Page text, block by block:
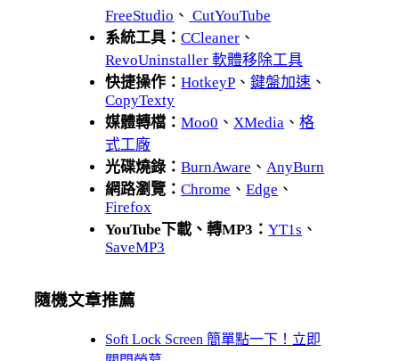
FreeStudio 、 CutYouTube
系統工具：CCleaner 、
RevoUninstaller 軟體移除工具
快捷操作：HotkeyP 、鍵盤加速 、
CopyTexty
媒體轉檔：Moo0 、 XMedia 、格
式工廠
光碟燒錄：BurnAware 、 AnyBurn
網路瀏覽：Chrome 、Edge 、
Firefox
YouTube下載、轉MP3：YT1s 、
SaveMP3
隨機文章推薦
Soft Lock Screen 簡單點一下！立即